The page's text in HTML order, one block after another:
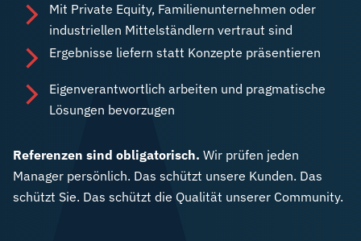
Mit Private Equity, Familienunternehmen oder
industriellen Mittelständlern vertraut sind
Ergebnisse liefern statt Konzepte präsentieren
Eigenverantwortlich arbeiten und pragmatische
Lösungen bevorzugen
Referenzen sind obligatorisch. Wir prüfen jeden
Manager persönlich. Das schützt unsere Kunden. Das
schützt Sie. Das schützt die Qualität unserer Community.